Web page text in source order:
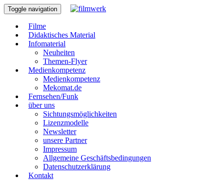
Toggle navigation
Filme
Didaktisches Material
Infomaterial
Neuheiten
Themen-Flyer
Medienkompetenz
Medienkompetenz
Mekomat.de
Fernsehen/Funk
über uns
Sichtungsmöglichkeiten
Lizenzmodelle
Newsletter
unsere Partner
Impressum
Allgemeine Geschäftsbedingungen
Datenschutzerklärung
Kontakt